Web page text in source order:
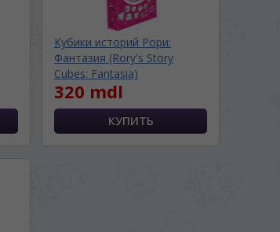
Кубики историй Рори:
Фантазия (Rory's Story
Cubes: Fantasia)
320 mdl